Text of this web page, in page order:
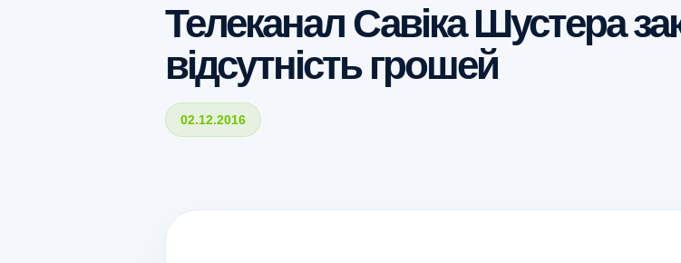
Телеканал Савіка Шустера
відсутність грошей
02.12.2016